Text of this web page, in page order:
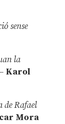
sense
la
– Karol
Rafael
Mora